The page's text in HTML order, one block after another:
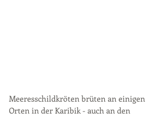
Meeresschildkröten brüten an einigen
Orten in der Karibik - auch an den